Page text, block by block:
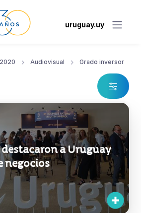
uruguay.uy
2020 Audiovisual Grado inversor
a Uruguay
negocios